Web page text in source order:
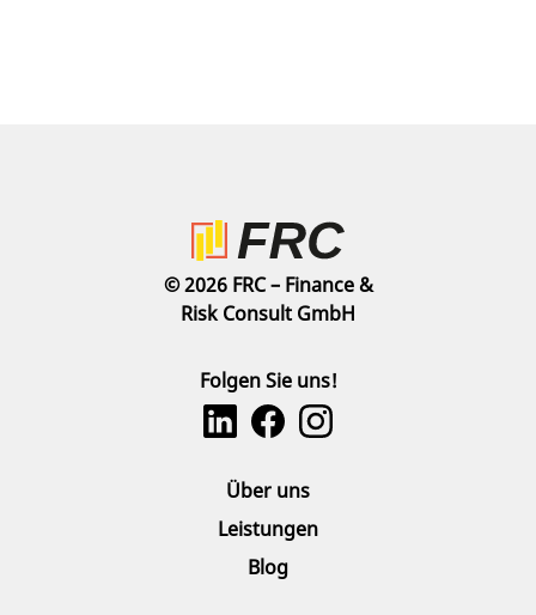
© 2026 FRC – Finance &
Risk Consult GmbH
Folgen Sie uns!
Über uns
Leistungen
Blog